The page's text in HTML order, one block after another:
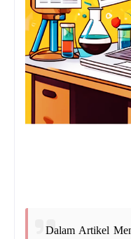
Dalam Artikel